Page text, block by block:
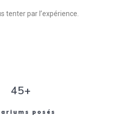
tenter par l’expérience.
45+
posés